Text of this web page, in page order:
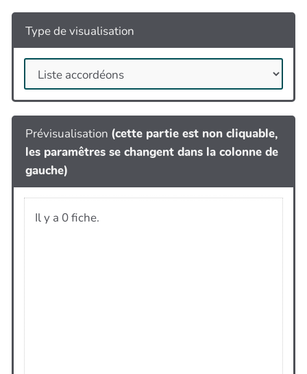
Type de visualisation
Prévisualisation (cette partie est non cliquable,
les paramêtres se changent dans la colonne de
gauche)